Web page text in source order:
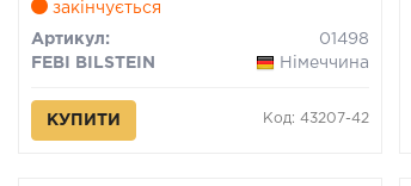
закінчується
Артикул:
01498
FEBI BILSTEIN
Німеччина
КУПИТИ Код: 43207-42